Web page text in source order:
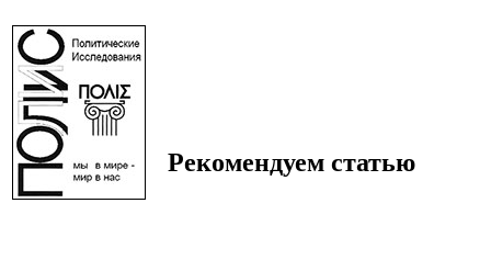
Рекомендуем статью